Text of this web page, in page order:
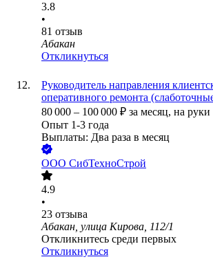
3.8
•
81 отзыв
Абакан
Откликнуться
Руководитель направления
оперативного ремонта
80 000 – 100 000 ₽ за месяц, на руки
Опыт 1-3 года
Выплаты: Два раза в месяц
ООО СибТехноСтрой
4.9
•
23 отзыва
Абакан, улица Кирова, 112/1
Откликнитесь среди первых
Откликнуться